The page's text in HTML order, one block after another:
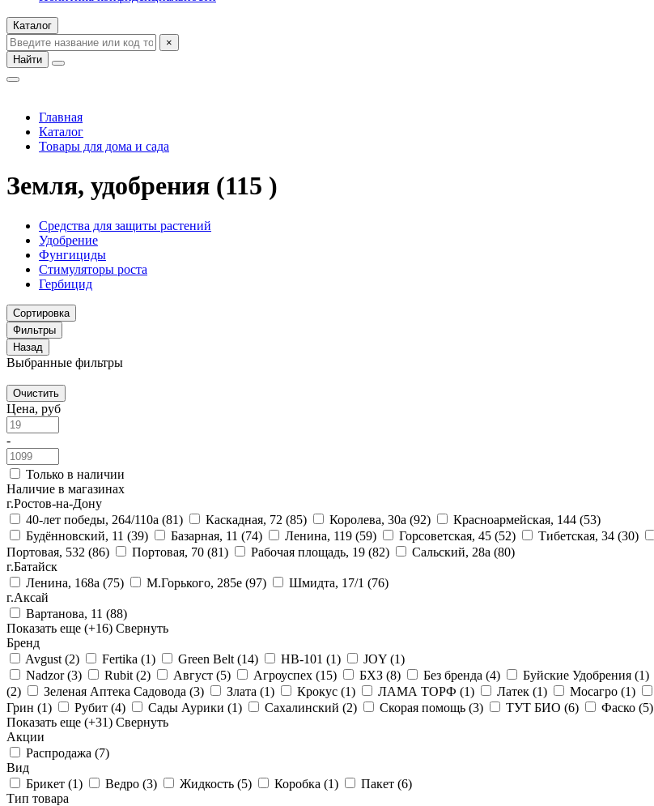
Каталог
×
Найти
Главная
Каталог
Товары для дома и сада
Земля, удобрения (115 )
Средства для защиты растений
Удобрение
Фунгициды
Стимуляторы роста
Гербицид
Сортировка
Фильтры
Назад
Выбранные фильтры
Очистить
Цена, руб
-
Только в наличии
Наличие в магазинах
г.Ростов-на-Дону
40-лет победы, 264/110а (81) Каскадная, 72 (85) Королева, 30а (92) Красноармейская, 144 (53)
Будённовский, 11 (39) Базарная, 11 (74) Ленина, 119 (59) Горсоветская, 45 (52) Тибетская, 34 (30)
Портовая, 532 (86) Портовая, 70 (81) Рабочая площадь, 19 (82) Сальский, 28a (80)
г.Батайск
Ленина, 168а (75) М.Горького, 285е (97) Шмидта, 17/1 (76)
г.Аксай
Вартанова, 11 (88)
Показать еще (+16) Свернуть
Бренд
Avgust (2) Fertika (1) Green Belt (14) HB-101 (1) JOY (1)
Nadzor(3) Rubit (2) Август (5) Агроуспех (15) БХЗ (8) Без бренда (4) Буйские Удобрения (1)
(2)
Зеленая Аптека Садовода (3) Злата (1) Крокус (1) ЛАМА ТОРФ (1) Латек (1) Мосагро (1)
Грин (1) Рубит (4) Сады Аурики (1) Сахалинский (2) Скорая помощь (3) ТУТ БИО (6) Фаско (5)
Показать еще (+31) Свернуть
Акции
Распродажа (7)
Вид
Брикет (1) Ведро (3) Жидкость (5) Коробка (1) Пакет (6)
Тип товара